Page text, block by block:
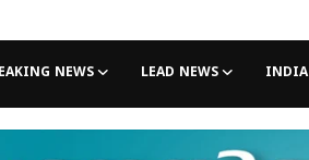
NEWS LEAD NEWS INDIA